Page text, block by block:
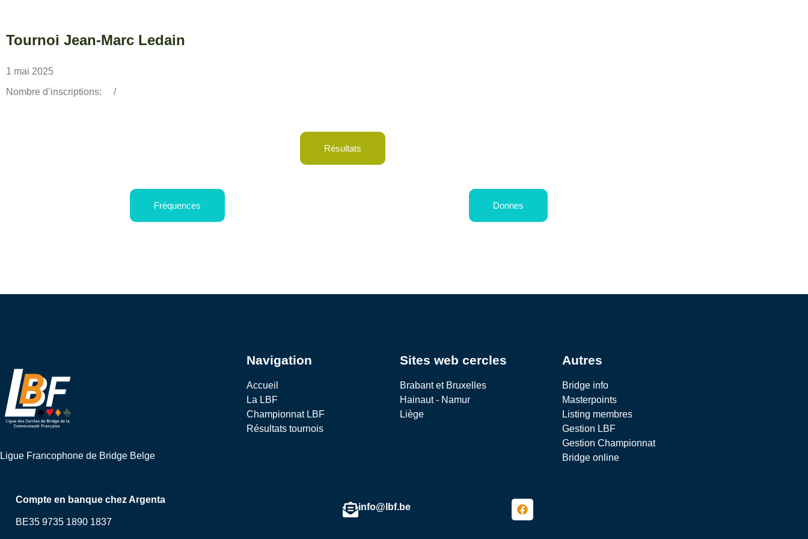
Tournoi Jean-Marc Ledain
1 mai 2025
Nombre d’inscriptions:
/
Résultats
Fréquences Donnes
Ligue Francophone de Bridge Belge
Navigation
Accueil
La LBF
Championnat LBF
Résultats tournois
Sites web cercles
Brabant et Bruxelles
Hainaut - Namur
Liège
Autres
Bridge info
Masterpoints
Listing membres
Gestion LBF
Gestion Championnat
Bridge online
Compte en banque chez Argenta
BE35 9735 1890 1837
info@lbf.be